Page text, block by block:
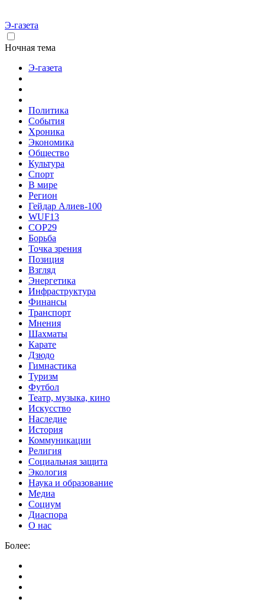
Э-газета
Ночная тема
Э-газета
Политика
События
Хроника
Экономика
Общество
Культура
Спорт
В мире
Регион
Гейдар Алиев-100
WUF13
COP29
Борьба
Точка зрения
Позиция
Взгляд
Энергетика
Инфраструктура
Финансы
Транспорт
Мнения
Шахматы
Карате
Дзюдо
Гимнастика
Туризм
Футбол
Театр, музыка, кино
Искусство
Наследие
История
Коммуникации
Религия
Социальная защита
Экология
Наука и образование
Медиа
Социум
Диаспора
О нас
Более: